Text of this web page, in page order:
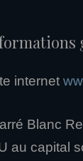
internet
Blanc
au capital